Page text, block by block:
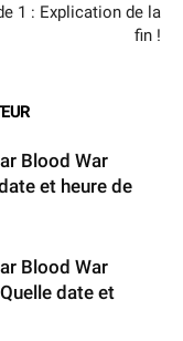
1 : Explication de la
fin !
Blood War
et heure de
Blood War
date et